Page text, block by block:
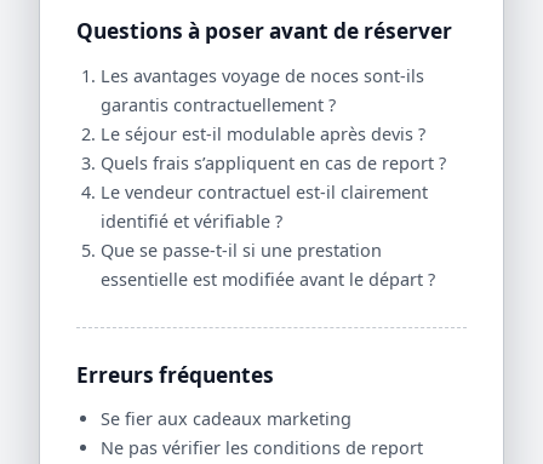
Questions à poser avant de réserver
Les avantages voyage de noces sont-ils
garantis contractuellement ?
Le séjour est-il modulable après devis ?
Quels frais s’appliquent en cas de report ?
Le vendeur contractuel est-il clairement
identifié et vérifiable ?
Que se passe-t-il si une prestation
essentielle est modifiée avant le départ ?
Erreurs fréquentes
Se fier aux cadeaux marketing
Ne pas vérifier les conditions de report